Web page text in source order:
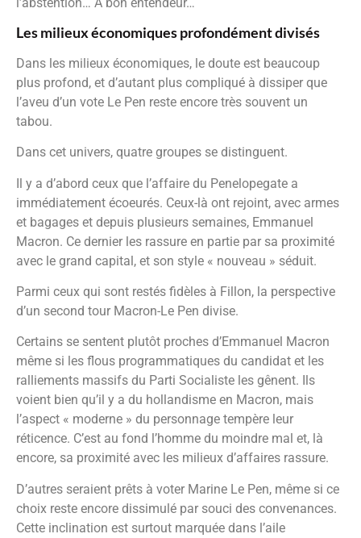
Les milieux économiques profondément divisés
Dans les milieux économiques, le doute est beaucoup
plus profond, et d’autant plus compliqué à dissiper que
l’aveu d’un vote Le Pen reste encore très souvent un
tabou.
Dans cet univers, quatre groupes se distinguent.
Il y a d’abord ceux que l’affaire du Penelopegate a
immédiatement écoeurés. Ceux-là ont rejoint, avec armes
et bagages et depuis plusieurs semaines, Emmanuel
Macron. Ce dernier les rassure en partie par sa proximité
avec le grand capital, et son style « nouveau » séduit.
Parmi ceux qui sont restés fidèles à Fillon, la perspective
d’un second tour Macron-Le Pen divise.
Certains se sentent plutôt proches d’Emmanuel Macron
même si les flous programmatiques du candidat et les
ralliements massifs du Parti Socialiste les gênent. Ils
voient bien qu’il y a du hollandisme en Macron, mais
l’aspect « moderne » du personnage tempère leur
réticence. C’est au fond l’homme du moindre mal et, là
encore, sa proximité avec les milieux d’affaires rassure.
D’autres seraient prêts à voter Marine Le Pen, même si ce
choix reste encore dissimulé par souci des convenances.
Cette inclination est surtout marquée dans l’aile